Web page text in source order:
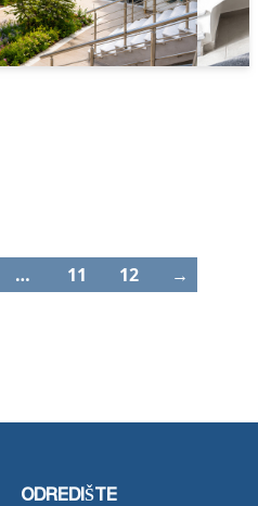
… 11 12 →
ODREDIŠTE